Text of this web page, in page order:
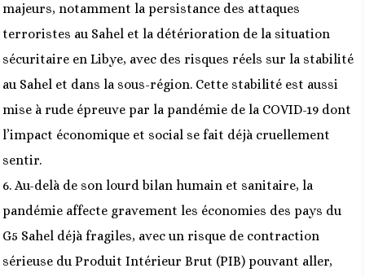
majeurs, notamment la persistance des attaques
terroristes au Sahel et la détérioration de la situation
sécuritaire en Libye, avec des risques réels sur la stabilité
au Sahel et dans la sous-région. Cette stabilité est aussi
mise à rude épreuve par la pandémie de la COVID-19 dont
l’impact économique et social se fait déjà cruellement
sentir.
6. Au-delà de son lourd bilan humain et sanitaire, la
pandémie affecte gravement les économies des pays du
G5 Sahel déjà fragiles, avec un risque de contraction
sérieuse du Produit Intérieur Brut (PIB) pouvant aller,